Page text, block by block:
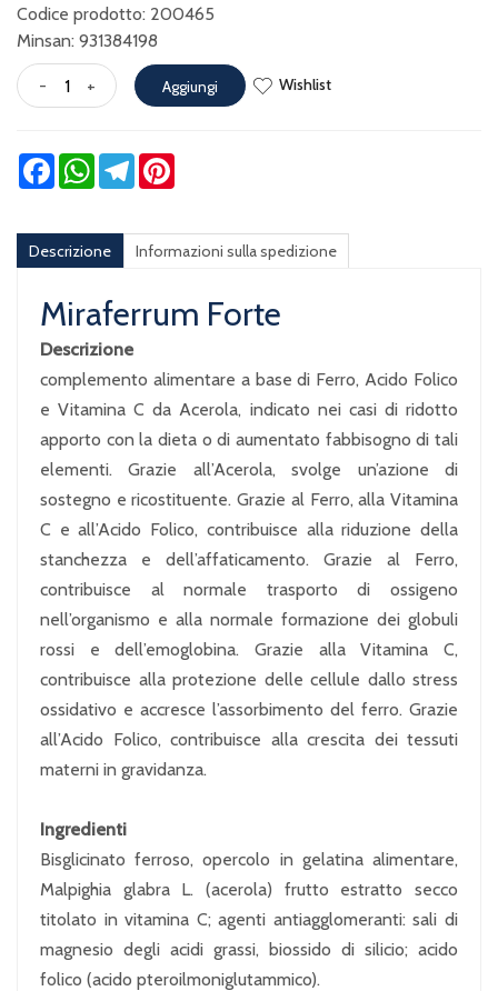
Codice prodotto: 200465
Minsan: 931384198
- + Aggiungi Wishlist
FacebookWhatsApp
Telegram
Descrizione Informazioni sulla spedizione
Miraferrum Forte
Descrizione
complemento alimentare a base di Ferro, Acido Folico
e Vitamina C da Acerola, indicato nei casi di ridotto
apporto con la dieta o di aumentato fabbisogno di tali
elementi. Grazie all’Acerola, svolge un’azione di
sostegno e ricostituente. Grazie al Ferro, alla Vitamina
C e all’Acido Folico, contribuisce alla riduzione della
stanchezza e dell’affaticamento. Grazie al Ferro,
contribuisce al normale trasporto di ossigeno
nell’organismo e alla normale formazione dei globuli
rossi e dell’emoglobina. Grazie alla Vitamina C,
contribuisce alla protezione delle cellule dallo stress
ossidativo e accresce l’assorbimento del ferro. Grazie
all’Acido Folico, contribuisce alla crescita dei tessuti
materni in gravidanza.
Ingredienti
Bisglicinato ferroso, opercolo in gelatina alimentare,
Malpighia glabra L. (acerola) frutto estratto secco
titolato in vitamina C; agenti antiagglomeranti: sali di
magnesio degli acidi grassi, biossido di silicio; acido
folico (acido pteroilmoniglutammico).